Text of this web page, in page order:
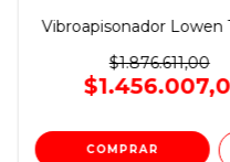
Vibroapisonador Lowen
$1.876.611,00